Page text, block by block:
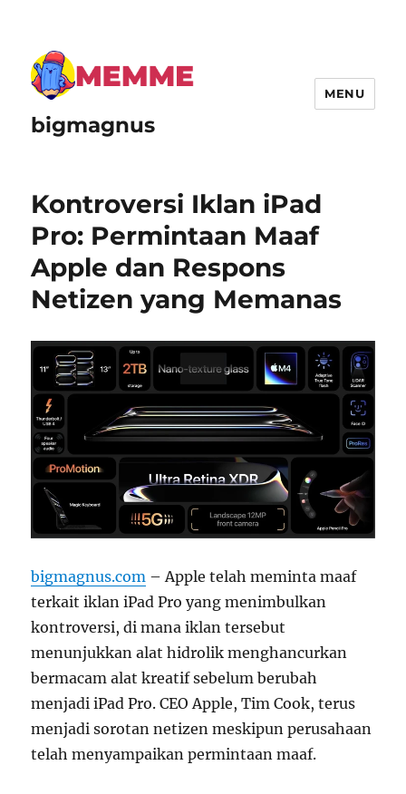
bigmagnus
MENU
Kontroversi Iklan iPad
Pro: Permintaan Maaf
Apple dan Respons
Netizen yang Memanas
bigmagnus.com – Apple telah meminta maaf
terkait iklan iPad Pro yang menimbulkan
kontroversi, di mana iklan tersebut
menunjukkan alat hidrolik menghancurkan
bermacam alat kreatif sebelum berubah
menjadi iPad Pro. CEO Apple, Tim Cook, terus
menjadi sorotan netizen meskipun perusahaan
telah menyampaikan permintaan maaf.